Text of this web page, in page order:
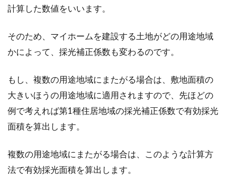
計算した数値をいいます。
そのため、マイホームを建設する土地がどの用途地域
かによって、採光補正係数も変わるのです。
もし、複数の用途地域にまたがる場合は、敷地面積の
大きいほうの用途地域に適用されますので、先ほどの
例で考えれば第1種住居地域の採光補正係数で有効採光
面積を算出します。
複数の用途地域にまたがる場合は、このような計算方
法で有効採光面積を算出します。